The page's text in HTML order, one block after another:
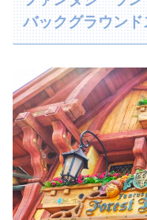
バックグラウンド